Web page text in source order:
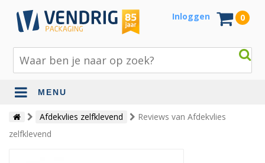
Inloggen 0
MENU
Beschermingsmateriaal
Bouw- en tuinmaterialen
Afdekvlies zelfklevend
Reviews van Afdekvlies
zelfklevend